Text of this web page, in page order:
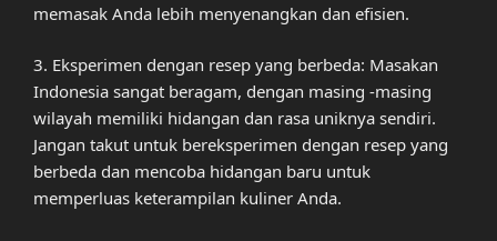
memasak Anda lebih menyenangkan dan efisien.
3. Eksperimen dengan resep yang berbeda: Masakan
Indonesia sangat beragam, dengan masing -masing
wilayah memiliki hidangan dan rasa uniknya sendiri.
Jangan takut untuk bereksperimen dengan resep yang
berbeda dan mencoba hidangan baru untuk
memperluas keterampilan kuliner Anda.